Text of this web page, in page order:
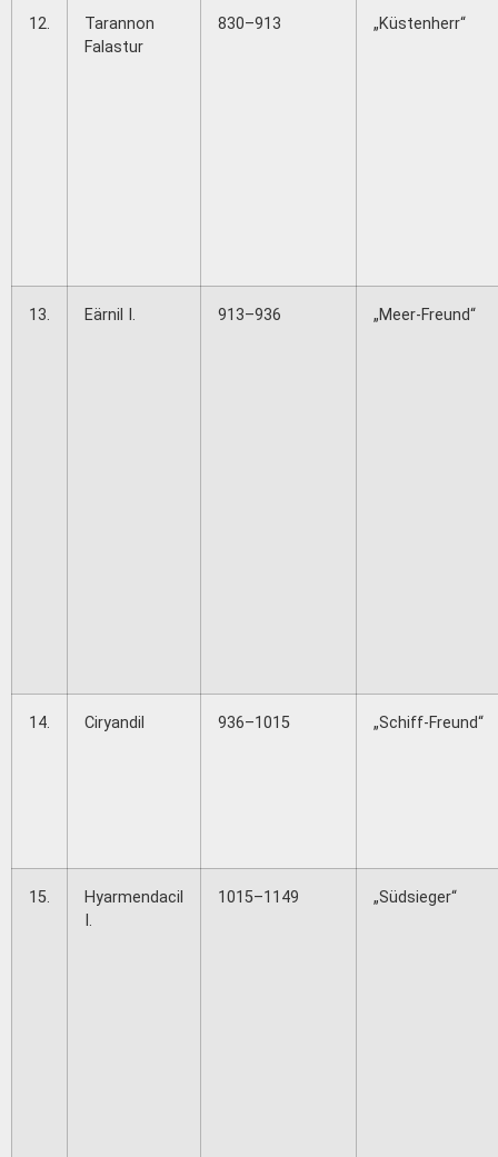
12.
Tarannon
Falastur
830–913 „Küstenherr“
13. Eärnil I. 913–936 „Meer-Freund“
14. Ciryandil 936–1015 „Schiff-Freund“
15.
Hyarmendacil
I.
1015–1149 „Südsieger“